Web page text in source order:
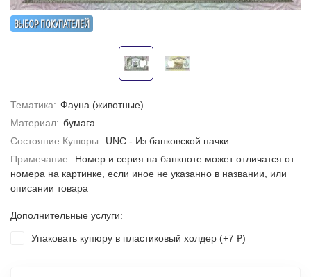
ВЫБОР ПОКУПАТЕЛЕЙ
Тематика: Фауна (животные)
Материал: бумага
Состояние Купюры: UNC - Из банковской пачки
Примечание: Номер и серия на банкноте может отличатся от
номера на картинке, если иное не указанно в названии, или
описании товара
Дополнительные услуги:
Упаковать купюру в пластиковый холдер (+7 ₽)